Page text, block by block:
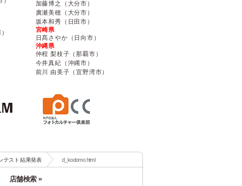
加藤博之（大分市）
廣瀬美穂（大分市）
坂本和秀（日田市）
宮崎県
日髙さやか（日向市）
沖縄県
仲程 梨枝子（那覇市）
今井真紀（沖縄市）
前川 由美子（宜野湾市）
テスト 結果発表 d_kodomo.html
店舗検索 »